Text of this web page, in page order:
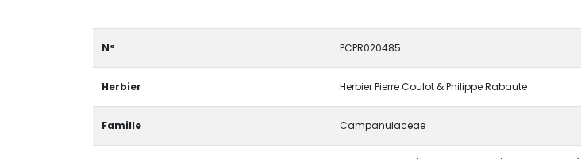
N° PCPR020485
Herbier Herbier Pierre Coulot & Philippe Rabaute
Famille Campanulaceae